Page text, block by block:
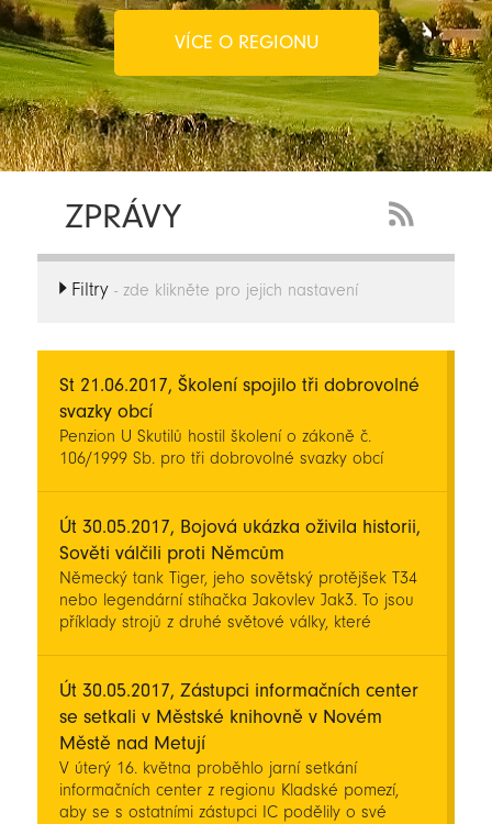
VÍCE O REGIONU
ZPRÁVY
Feed
Filtry- zde klikněte pro jejich nastavení
St 21.06.2017, Školení spojilo tři dobrovolné
svazky obcí
Penzion U Skutilů hostil školení o zákoně č.
106/1999 Sb. pro tři dobrovolné svazky obcí
Út 30.05.2017, Bojová ukázka oživila historii,
Sověti válčili proti Němcům
Německý tank Tiger, jeho sovětský protějšek T34
nebo legendární stíhačka Jakovlev Jak3. To jsou
příklady strojů z druhé světové války, které
Út 30.05.2017, Zástupci informačních center
se setkali v Městské knihovně v Novém
Městě nad Metují
V úterý 16. května proběhlo jarní setkání
informačních center z regionu Kladské pomezí,
aby se s ostatními zástupci IC podělily o své